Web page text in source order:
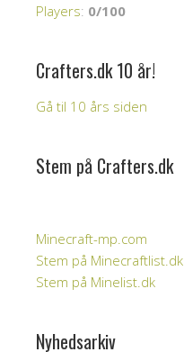
Players: 0/100
Crafters.dk 10 år!
Gå til 10 års siden
Stem på Crafters.dk
Minecraft-mp.com
Stem på Minecraftlist.dk
Stem på Minelist.dk
Nyhedsarkiv